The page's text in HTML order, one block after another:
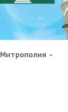
Митрополия